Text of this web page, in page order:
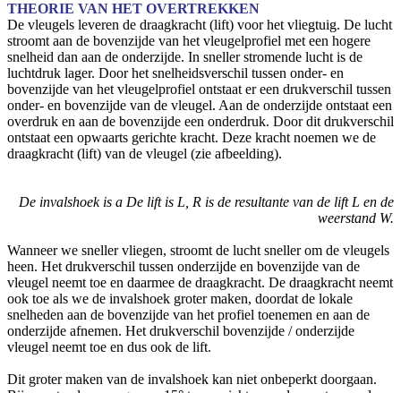
THEORIE VAN HET OVERTREKKEN
De vleugels leveren de draagkracht (lift) voor het vliegtuig. De lucht
stroomt aan de bovenzijde van het vleugelprofiel met een hogere
snelheid dan aan de onderzijde. In sneller stromende lucht is de
luchtdruk lager. Door het snelheidsverschil tussen onder- en
bovenzijde van het vleugelprofiel ontstaat er een drukverschil tussen
onder- en bovenzijde van de vleugel. Aan de onderzijde ontstaat een
overdruk en aan de bovenzijde een onderdruk. Door dit drukverschil
ontstaat een opwaarts gerichte kracht. Deze kracht noemen we de
draagkracht (lift) van de vleugel (zie afbeelding).
De invalshoek is a De lift is L, R is de resultante van de lift L en de
weerstand W.
Wanneer we sneller vliegen, stroomt de lucht sneller om de vleugels
heen. Het drukverschil tussen onderzijde en bovenzijde van de
vleugel neemt toe en daarmee de draagkracht. De draagkracht neemt
ook toe als we de invalshoek groter maken, doordat de lokale
snelheden aan de bovenzijde van het profiel toenemen en aan de
onderzijde afnemen. Het drukverschil bovenzijde / onderzijde
vleugel neemt toe en dus ook de lift.
Dit groter maken van de invalshoek kan niet onbeperkt doorgaan.